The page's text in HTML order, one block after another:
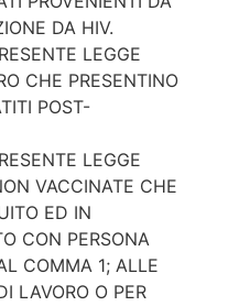
DA HIV.
LEGGE
CHE PRESENTINO
POST-
LEGGE
VACCINATE CHE
ED IN
CON PERSONA
COMMA 1; ALLE
LAVORO O PER